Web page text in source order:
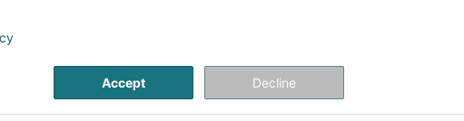
également vous convenir.
Accept Decline